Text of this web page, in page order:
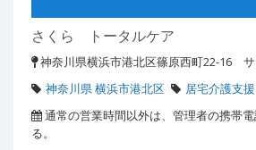
さくら トータルケア
神奈川県横浜市港北区篠原西町22-16
神奈川県 横浜市港北区
居宅介護支援
通常の営業時間以外は、管理者の携帯
る。